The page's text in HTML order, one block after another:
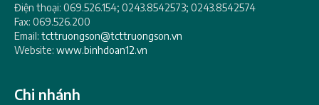
Điện thoại: 069.526.154; 0243.8542573; 0243.8542574
Fax: 069.526.200
Email: tcttruongson@tcttruongson.vn
Website: www.binhdoan12.vn
Chi nhánh